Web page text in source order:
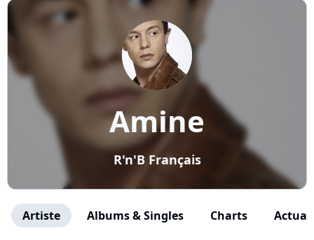
Amine
R'n'B Français
Artiste Albums & Singles Charts